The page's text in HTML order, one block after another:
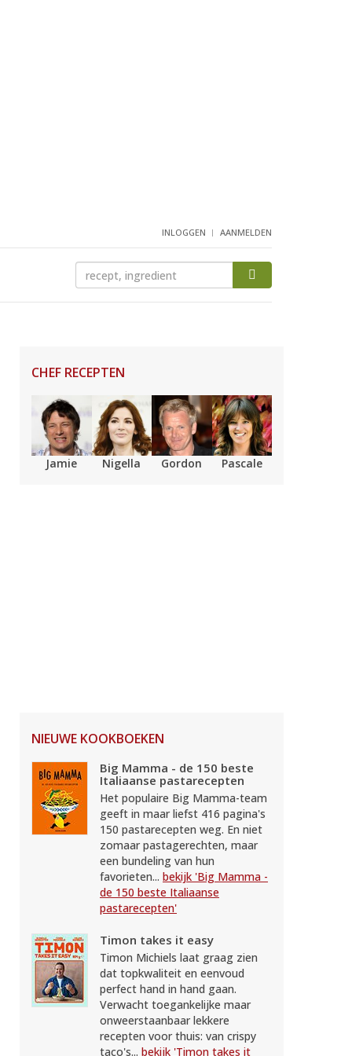
INLOGGEN AANMELDEN
CHEF RECEPTEN
Jamie Nigella Gordon Pascale
NIEUWE KOOKBOEKEN
Big Mamma - de 150 beste
Italiaanse pastarecepten
Het populaire Big Mamma-team
geeft in maar liefst 416 pagina's
150 pastarecepten weg. En niet
zomaar pastagerechten, maar
een bundeling van hun
favorieten... bekijk 'Big Mamma -
de 150 beste Italiaanse
pastarecepten'
Timon takes it easy
Timon Michiels laat graag zien
dat topkwaliteit en eenvoud
perfect hand in hand gaan.
Verwacht toegankelijke maar
onweerstaanbaar lekkere
recepten voor thuis: van crispy
taco's... bekijk 'Timon takes it